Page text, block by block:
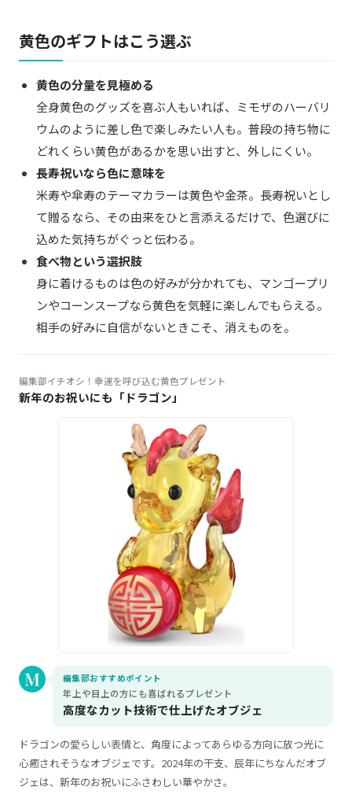
黄色のギフトはこう選ぶ
黄色の分量を見極める
全身黄色のグッズを喜ぶ人もいれば、ミモザのハーバリ
ウムのように差し色で楽しみたい人も。普段の持ち物に
どれくらい黄色があるかを思い出すと、外しにくい。
長寿祝いなら色に意味を
米寿や傘寿のテーマカラーは黄色や金茶。長寿祝いとし
て贈るなら、その由来をひと言添えるだけで、色選びに
込めた気持ちがぐっと伝わる。
食べ物という選択肢
身に着けるものは色の好みが分かれても、マンゴープリ
ンやコーンスープなら黄色を気軽に楽しんでもらえる。
相手の好みに自信がないときこそ、消えものを。
編集部イチオシ！幸運を呼び込む黄色プレゼント
新年のお祝いにも「ドラゴン」
編集部おすすめポイント
年上や目上の方にも喜ばれるプレゼント
高度なカット技術で仕上げたオブジェ
ドラゴンの愛らしい表情と、角度によってあらゆる方向に放つ光に
心癒されそうなオブジェです。2024年の干支、辰年にちなんだオブ
ジェは、新年のお祝いにふさわしい華やかさ。